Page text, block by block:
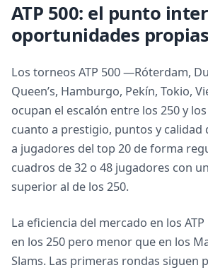
ATP 500: el punto
oportunidades propias
Los torneos ATP 500 —Róterdam,
Queen’s, Hamburgo, Pekín, Tokio,
ocupan el escalón entre los 250 y
cuanto a prestigio, puntos y calidad
a jugadores del top 20 de forma
cuadros de 32 o 48 jugadores con
superior al de los 250.
La eficiencia del mercado en los
en los 250 pero menor que en los
Slams. Las primeras rondas siguen